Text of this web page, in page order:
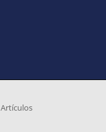
Artículos